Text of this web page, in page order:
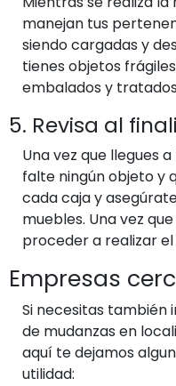
manejan tus
siendo cargadas y
tienes objetos
embalados y
5. Revisa al
Una vez que llegues
falte ningún objeto y
cada caja y
muebles. Una vez
proceder a realizar
Empresas
Si necesitas también
de mudanzas en
aquí te dejamos
utilidad: